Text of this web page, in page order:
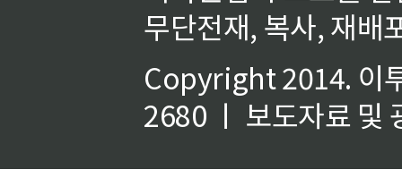
무단전재, 복사, 재배
Copyright 2014. 이
2680 ㅣ 보도자료